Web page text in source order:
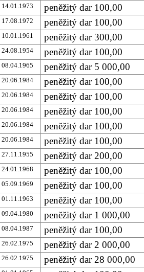
14.01.1973 peněžitý dar 100,00
17.08.1972 peněžitý dar 100,00
10.01.1961 peněžitý dar 300,00
24.08.1954 peněžitý dar 100,00
08.04.1965 peněžitý dar 5 000,00
20.06.1984 peněžitý dar 100,00
20.06.1984 peněžitý dar 100,00
20.06.1984 peněžitý dar 100,00
20.06.1984 peněžitý dar 100,00
20.06.1984 peněžitý dar 100,00
27.11.1955 peněžitý dar 200,00
24.01.1968 peněžitý dar 100,00
05.09.1969 peněžitý dar 100,00
01.11.1963 peněžitý dar 100,00
09.04.1980 peněžitý dar 1 000,00
08.04.1987 peněžitý dar 100,00
26.02.1975 peněžitý dar 2 000,00
26.02.1975 peněžitý dar 28 000,00